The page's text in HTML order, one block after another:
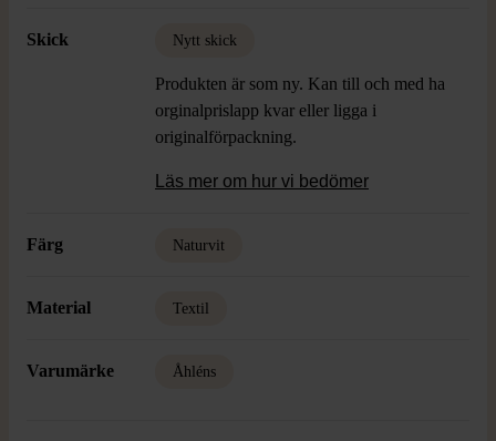
Skick Nytt skick
Produkten är som ny. Kan till och med ha
orginalprislapp kvar eller ligga i
originalförpackning.
Läs mer om hur vi bedömer
Färg Naturvit
Material Textil
Varumärke Åhléns